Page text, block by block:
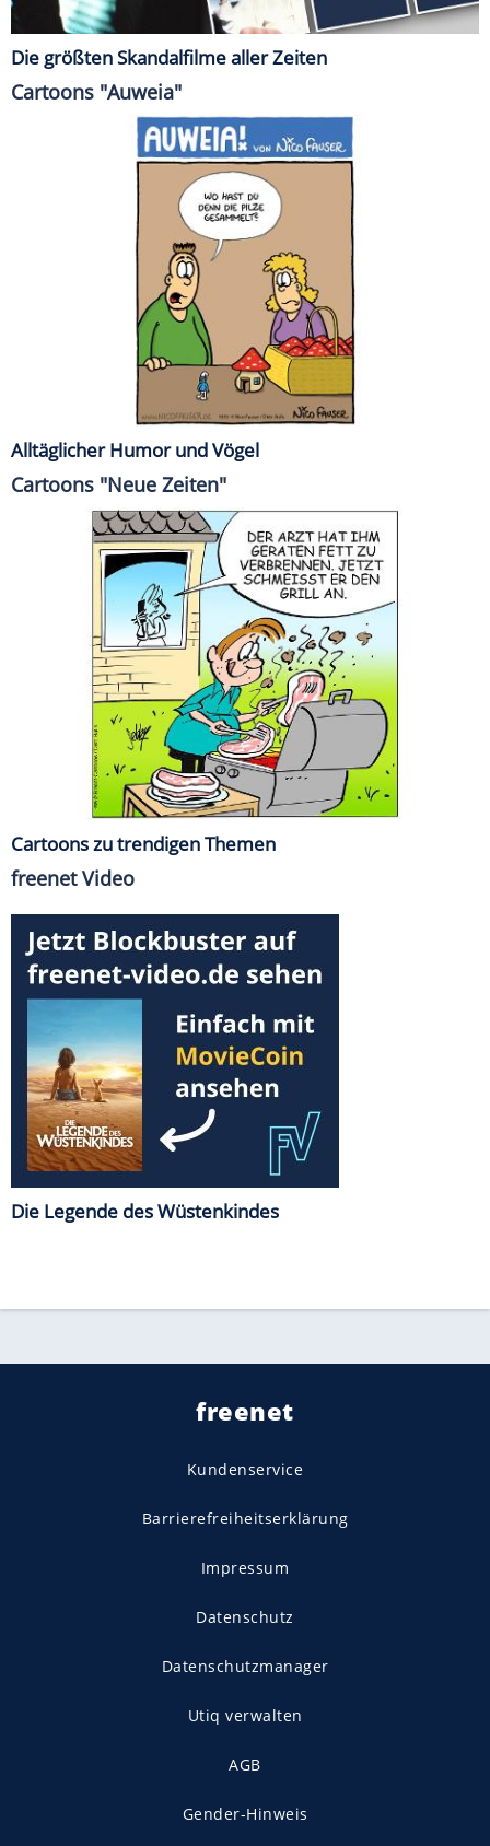
Die größten Skandalfilme aller Zeiten
Cartoons "Auweia"
Alltäglicher Humor und Vögel
Cartoons "Neue Zeiten"
Cartoons zu trendigen Themen
freenet Video
Die Legende des Wüstenkindes
freenet
Kundenservice
Barrierefreiheitserklärung
Impressum
Datenschutz
Datenschutzmanager
Utiq verwalten
AGB
Gender-Hinweis